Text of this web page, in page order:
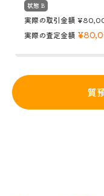
状態 B
実際の取引金額
実際の査定金額
質